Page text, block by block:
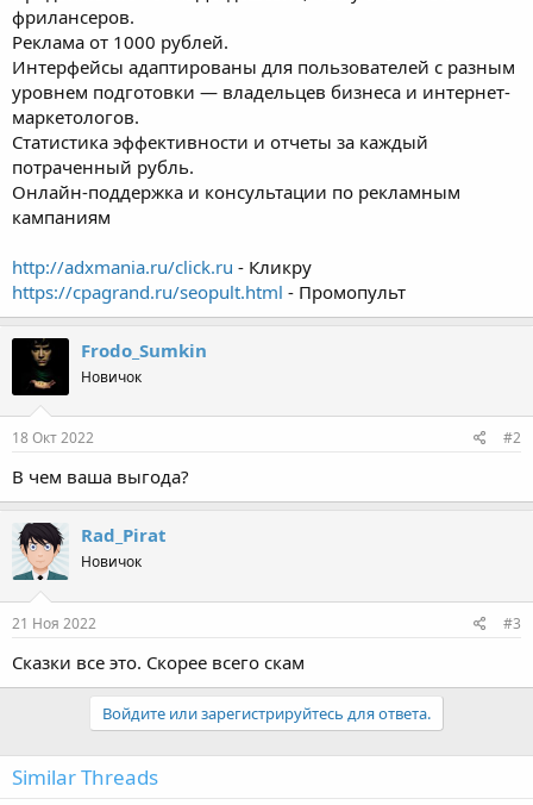
фрилансеров.
Реклама от 1000 рублей.
Интерфейсы адаптированы для пользователей с разным
уровнем подготовки — владельцев бизнеса и интернет-
маркетологов.
Статистика эффективности и отчеты за каждый
потраченный рубль.
Онлайн-поддержка и консультации по рекламным
кампаниям
http://adxmania.ru/click.ru - Кликру
https://cpagrand.ru/seopult.html - Промопульт
Frodo_Sumkin
Новичок
18 Окт 2022 #2
В чем ваша выгода?
Rad_Pirat
Новичок
21 Ноя 2022 #3
Сказки все это. Скорее всего скам
Войдите или зарегистрируйтесь для ответа.
Similar Threads